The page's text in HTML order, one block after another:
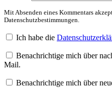
Mit Absenden eines Kommentars
Datenschutzbestimmungen.
Ich habe die
Benachrichtige mich über
Mail.
Benachrichtige mich über